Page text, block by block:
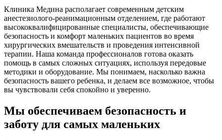
Клиника Медина располагает современным детским
анестезиолого-реанимационным отделением, где работают
высококвалифицированные специалисты, обеспечивающие
безопасность и комфорт маленьких пациентов во время
хирургических вмешательств и проведения интенсивной
терапии. Наша команда профессионалов готова оказать
помощь в самых сложных ситуациях, используя передовые
методики и оборудование. Мы понимаем, насколько важна
безопасность вашего ребенка, и делаем все возможное, чтобы
вы чувствовали себя спокойно и уверенно.
Мы обеспечиваем безопасность и
заботу для самых маленьких